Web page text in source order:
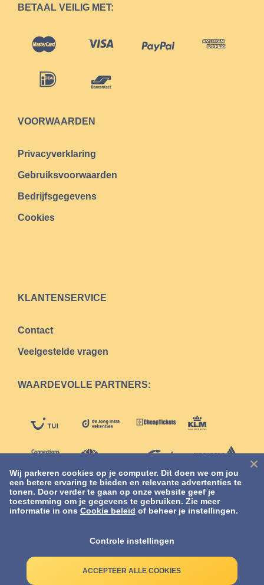
10% welkomstkorting
BETAAL VEILIG MET:
VOORWAARDEN
Privacyverklaring
Gebruiksvoorwaarden
Bedrijfsgegevens
Cookies
KLANTENSERVICE
Contact
Veelgestelde vragen
WAARDEVOLLE PARTNERS:
Copyright
Wij parkeren cookies op je computer. Dit doen we om jou
een betere ervaring te bieden en relevante advertenties te
tonen. Door verder te gaan op onze website geef je
toestemming om je gegevens te gebruiken. Zie meer
informatie in ons Cookie beleid of beheer je instellingen.
Controle instellingen
ACCEPTEER ALLE COOKIES